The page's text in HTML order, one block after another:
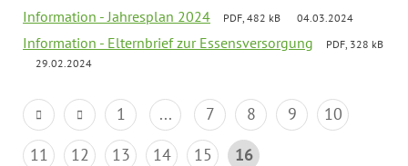
Information - Jahresplan 2024 PDF, 482 kB 04.03.2024
Information - Elternbrief zur Essensversorgung
PDF, 328 kB
29.02.2024
1 ... 7 8 9
10
11
12 13 14 15 16